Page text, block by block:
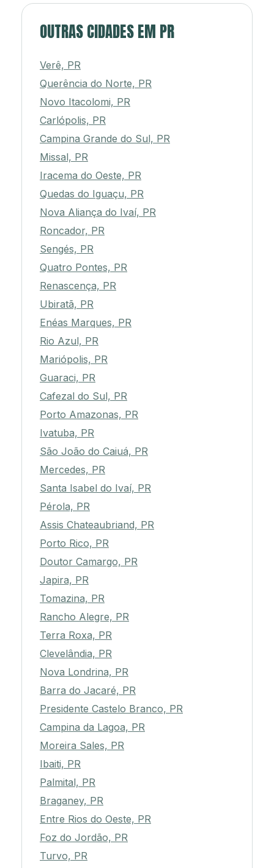
OUTRAS CIDADES EM PR
Verê, PR
Querência do Norte, PR
Novo Itacolomi, PR
Carlópolis, PR
Campina Grande do Sul, PR
Missal, PR
Iracema do Oeste, PR
Quedas do Iguaçu, PR
Nova Aliança do Ivaí, PR
Roncador, PR
Sengés, PR
Quatro Pontes, PR
Renascença, PR
Ubiratã, PR
Enéas Marques, PR
Rio Azul, PR
Mariópolis, PR
Guaraci, PR
Cafezal do Sul, PR
Porto Amazonas, PR
Ivatuba, PR
São João do Caiuá, PR
Mercedes, PR
Santa Isabel do Ivaí, PR
Pérola, PR
Assis Chateaubriand, PR
Porto Rico, PR
Doutor Camargo, PR
Japira, PR
Tomazina, PR
Rancho Alegre, PR
Terra Roxa, PR
Clevelândia, PR
Nova Londrina, PR
Barra do Jacaré, PR
Presidente Castelo Branco, PR
Campina da Lagoa, PR
Moreira Sales, PR
Ibaiti, PR
Palmital, PR
Braganey, PR
Entre Rios do Oeste, PR
Foz do Jordão, PR
Turvo, PR